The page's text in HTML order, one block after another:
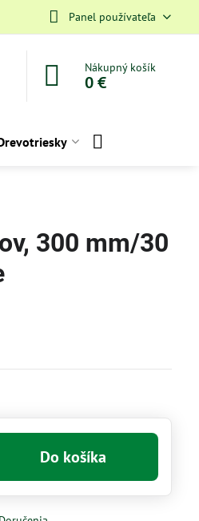
Panel používateľa
Nákupný košík
0 €
300 mm/30
Do košíka